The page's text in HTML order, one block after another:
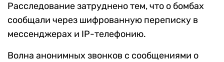
Расследование затруднено тем, что о бомбах
сообщали через шифрованную переписку в
мессенджерах и IP-телефонию.
Волна анонимных звонков с сообщениями о